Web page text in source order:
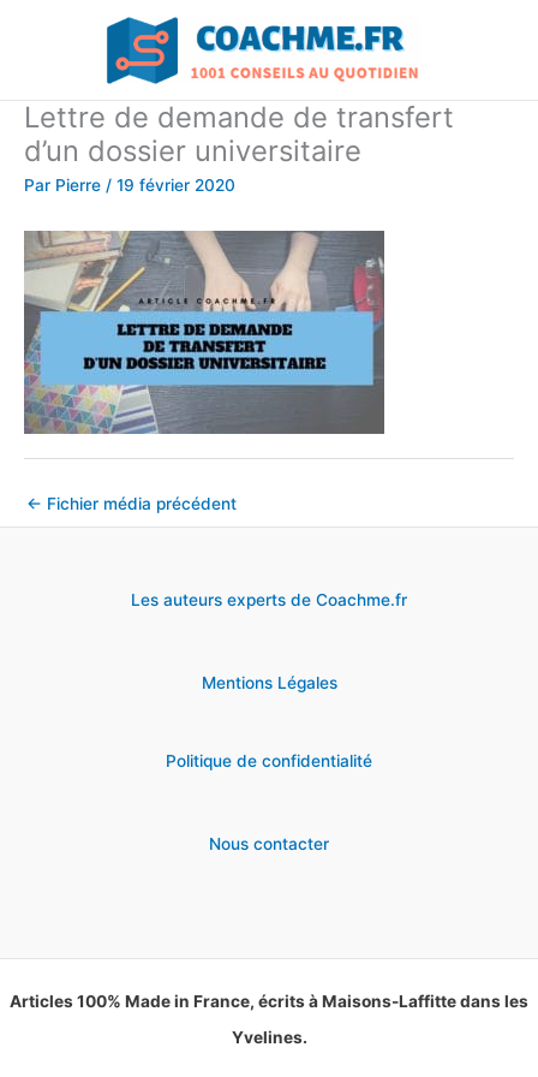
Lettre de demande de transfert
d’un dossier universitaire
Par Pierre / 19 février 2020
← Fichier média précédent
Les auteurs experts de Coachme.fr
Mentions Légales
Politique de confidentialité
Nous contacter
Articles 100% Made in France, écrits à Maisons-Laffitte dans les
Yvelines.